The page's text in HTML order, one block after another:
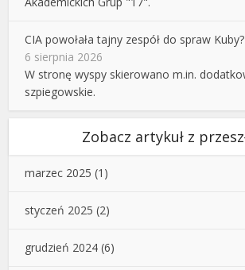
CIA powołała tajny zespół do spraw Kuby?
6 sierpnia 2026
W stronę wyspy skierowano m.in.
szpiegowskie.
Zobacz artykuł z
marzec 2025 (1)
styczeń 2025 (2)
grudzień 2024 (6)